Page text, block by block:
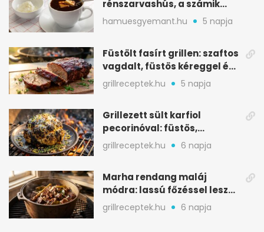
rénszarvashús, a számik
melegítő itala
hamuesgyemant.hu 5 napja
Füstölt fasírt grillen: szaftos
vagdalt, füstös kéreggel és
BBQ mázzal
grillreceptek.hu 5 napja
Grillezett sült karfiol
pecorinóval: füstös,
karamellizált nyári kedvenc
grillreceptek.hu 6 napja
Marha rendang maláj
módra: lassú főzéssel lesz
igazán szaftos
grillreceptek.hu 6 napja